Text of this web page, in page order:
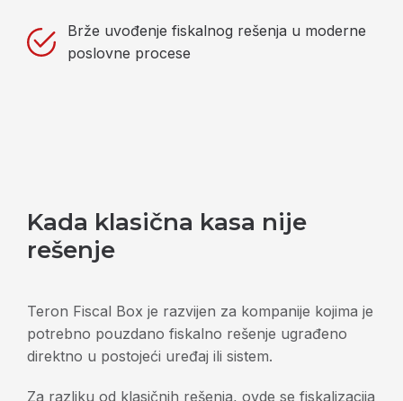
Brže uvođenje fiskalnog rešenja u moderne
poslovne procese
Kada klasična kasa nije
rešenje
Teron Fiscal Box je razvijen za kompanije kojima je
potrebno pouzdano fiskalno rešenje ugrađeno
direktno u postojeći uređaj ili sistem.
Za razliku od klasičnih rešenja, ovde se fiskalizacija